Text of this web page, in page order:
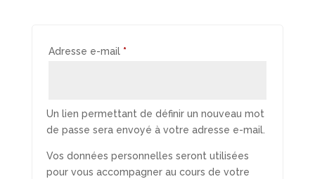
Adresse e-mail *Obligatoire
Un lien permettant de définir un nouveau mot
de passe sera envoyé à votre adresse e-mail.
Vos données personnelles seront utilisées
pour vous accompagner au cours de votre